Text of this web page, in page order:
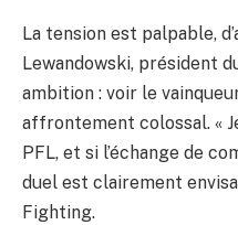
La tension est palpable,
Lewandowski, président
ambition : voir le
affrontement colossal. «
PFL, et si l’échange de
duel est clairement
Fighting.